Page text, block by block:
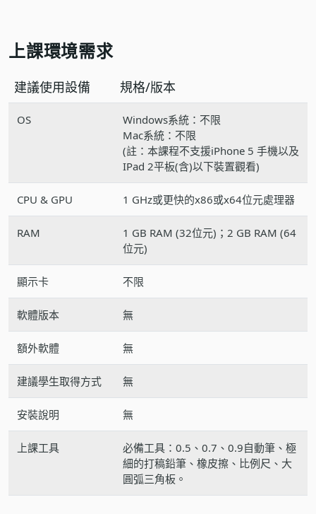
上課環境需求
建議使用設備 規格/版本
OS
Windows系統：不限
Mac系統：不限
(註：本課程不支援iPhone 5 手機以及
IPad 2平板(含)以下裝置觀看)
CPU & GPU 1 GHz或更快的x86或x64位元處理器
RAM
1 GB RAM (32位元)；2 GB RAM (64
位元)
顯示卡 不限
軟體版本 無
額外軟體 無
建議學生取得方式 無
安裝說明 無
上課工具
必備工具：0.5、0.7、0.9自動筆、極
細的打稿鉛筆、橡皮擦、比例尺、大
圓弧三角板。